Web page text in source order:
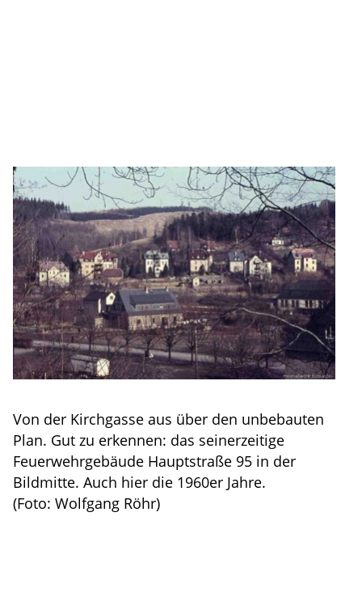
Von der Kirchgasse aus über den unbebauten
Plan. Gut zu erkennen: das seinerzeitige
Feuerwehrgebäude Hauptstraße 95 in der
Bildmitte. Auch hier die 1960er Jahre.
(Foto: Wolfgang Röhr)